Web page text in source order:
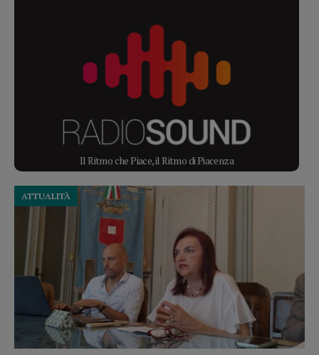
Il Ritmo che Piace, il Ritmo di Piacenza
ATTUALITÀ